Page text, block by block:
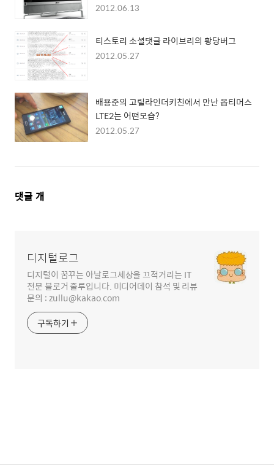
2012.06.13
티스토리 소셜댓글 라이브리의 황당버그
2012.05.27
배용준의 고릴라인더키친에서 만난 옵티머스
LTE2는 어떤모습?
2012.05.27
댓
댓글 개
디지털로그
디지털이 꿈꾸는 아날로그세상을 끄적거리는 IT
전문 블로거 줄루입니다. 미디어데이 참석 및 리뷰
문의 : zullu@kakao.com
구독하기